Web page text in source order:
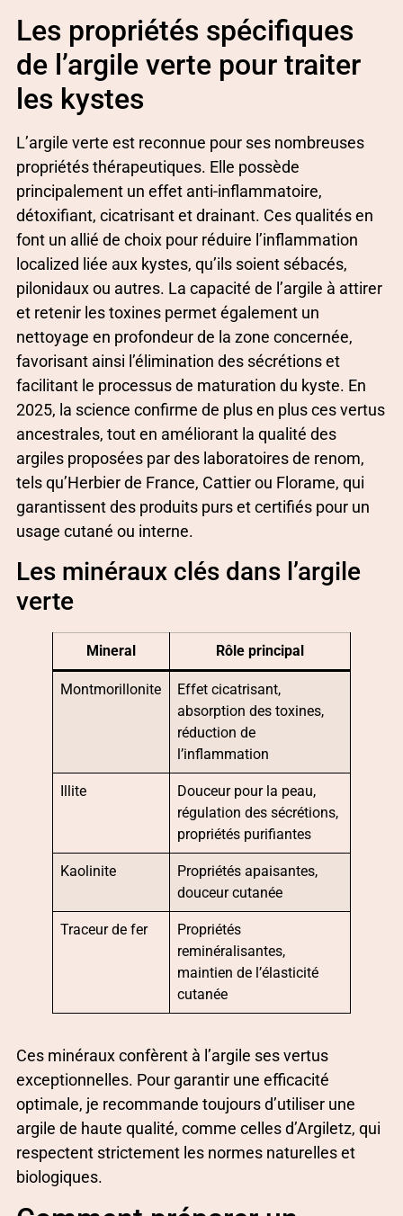
Les propriétés spécifiques
de l’argile verte pour traiter
les kystes
L’argile verte est reconnue pour ses nombreuses
propriétés thérapeutiques. Elle possède
principalement un effet anti-inflammatoire,
détoxifiant, cicatrisant et drainant. Ces qualités en
font un allié de choix pour réduire l’inflammation
localized liée aux kystes, qu’ils soient sébacés,
pilonidaux ou autres. La capacité de l’argile à attirer
et retenir les toxines permet également un
nettoyage en profondeur de la zone concernée,
favorisant ainsi l’élimination des sécrétions et
facilitant le processus de maturation du kyste. En
2025, la science confirme de plus en plus ces vertus
ancestrales, tout en améliorant la qualité des
argiles proposées par des laboratoires de renom,
tels qu’Herbier de France, Cattier ou Florame, qui
garantissent des produits purs et certifiés pour un
usage cutané ou interne.
Les minéraux clés dans l’argile
verte
Mineral Rôle principal
Montmorillonite
Effet cicatrisant,
absorption des toxines,
réduction de
l’inflammation
Illite
Douceur pour la peau,
régulation des sécrétions,
propriétés purifiantes
Kaolinite
Propriétés apaisantes,
douceur cutanée
Traceur de fer
Propriétés
reminéralisantes,
maintien de l’élasticité
cutanée
Ces minéraux confèrent à l’argile ses vertus
exceptionnelles. Pour garantir une efficacité
optimale, je recommande toujours d’utiliser une
argile de haute qualité, comme celles d’Argiletz, qui
respectent strictement les normes naturelles et
biologiques.